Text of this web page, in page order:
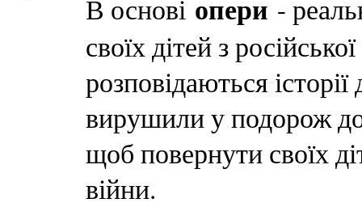
В основі опери -
своїх дітей з
розповідаються
вирушили у подорож
щоб повернути своїх
війни.